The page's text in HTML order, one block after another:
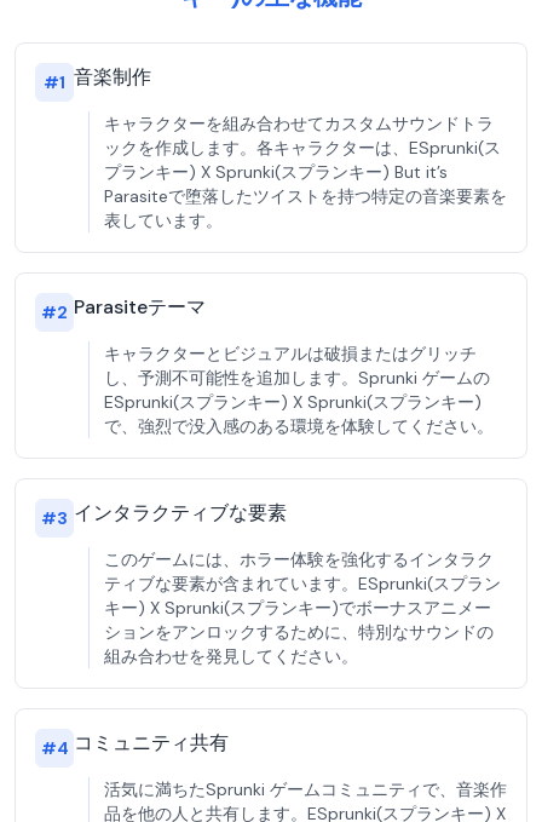
#1 音楽制作
キャラクターを組み合わせてカスタムサウンドトラ
ックを作成します。各キャラクターは、ESprunki(ス
プランキー) X Sprunki(スプランキー) But it’s
Parasiteで堕落したツイストを持つ特定の音楽要素を
表しています。
#2 Parasiteテーマ
キャラクターとビジュアルは破損またはグリッチ
し、予測不可能性を追加します。Sprunki ゲームの
ESprunki(スプランキー) X Sprunki(スプランキー)
で、強烈で没入感のある環境を体験してください。
#3 インタラクティブな要素
このゲームには、ホラー体験を強化するインタラク
ティブな要素が含まれています。ESprunki(スプラン
キー) X Sprunki(スプランキー)でボーナスアニメー
ションをアンロックするために、特別なサウンドの
組み合わせを発見してください。
#4 コミュニティ共有
活気に満ちたSprunki ゲームコミュニティで、音楽作
品を他の人と共有します。ESprunki(スプランキー) X